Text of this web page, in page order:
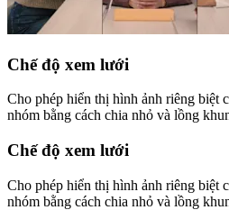
Chế độ xem lưới
Cho phép hiển thị hình ảnh riêng biệt
nhóm bằng cách chia nhỏ và lồng
Chế độ xem lưới
Cho phép hiển thị hình ảnh riêng biệt
nhóm bằng cách chia nhỏ và lồng